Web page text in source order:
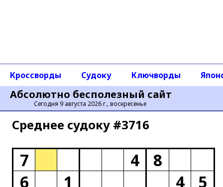
Абсолютно бесполезный сайт
Сегодня 9 августа 2026 г., воскресенье
Кроссворды Судоку Ключворды
Среднее cудоку #3716
7 4
8
6
1 4
5